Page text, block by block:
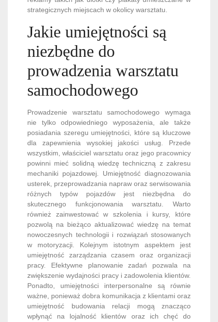
strategicznych miejscach w okolicy warsztatu.
Jakie umiejętności są
niezbędne do
prowadzenia warsztatu
samochodowego
Prowadzenie warsztatu samochodowego wymaga
nie tylko odpowiedniego wyposażenia, ale także
posiadania szeregu umiejętności, które są kluczowe
dla zapewnienia wysokiej jakości usług. Przede
wszystkim, właściciel warsztatu oraz jego pracownicy
powinni mieć solidną wiedzę techniczną z zakresu
mechaniki pojazdowej. Umiejętność diagnozowania
usterek, przeprowadzania napraw oraz serwisowania
różnych typów pojazdów jest niezbędna do
skutecznego funkcjonowania warsztatu. Warto
również zainwestować w szkolenia i kursy, które
pozwolą na bieżąco aktualizować wiedzę na temat
nowoczesnych technologii i rozwiązań stosowanych
w motoryzacji. Kolejnym istotnym aspektem jest
umiejętność zarządzania czasem oraz organizacji
pracy. Efektywne planowanie zadań pozwala na
zwiększenie wydajności pracy i zadowolenia klientów.
Ponadto, umiejętności interpersonalne są równie
ważne, ponieważ dobra komunikacja z klientami oraz
umiejętność budowania relacji mogą znacząco
wpłynąć na lojalność klientów oraz ich chęć do